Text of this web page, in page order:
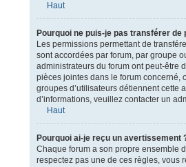
Haut
Pourquoi ne puis-je pas transférer de
Les permissions permettant de
sont accordées par forum, par groupe
administrateurs du forum ont peut-être
pièces jointes dans le forum concerné,
groupes d’utilisateurs détiennent cette
d’informations, veuillez contacter un
Haut
Pourquoi ai-je reçu un avertissement
Chaque forum a son propre ensemble
respectez pas une de ces règles, vous